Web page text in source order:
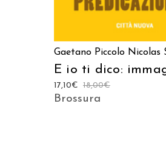
Gaetano Piccolo Nicolas
E io ti dico:
18,00€
17,10€
Brossura